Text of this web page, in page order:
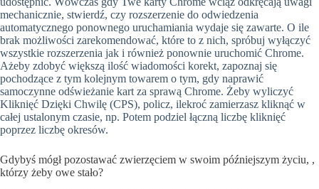
mechanicznie, stwierdź, czy rozszerzenie do odwiedzenia
automatycznego ponownego uruchamiania wydaje się zawarte. O ile
brak możliwości zarekomendować, które to z nich, spróbuj wyłączyć
wszystkie rozszerzenia jak i również ponownie uruchomić Chrome.
Ażeby zdobyć większą ilość wiadomości korekt, zapoznaj się
pochodzące z tym kolejnym towarem o tym, gdy naprawić
samoczynne odświeżanie kart za sprawą Chrome. Żeby wyliczyć
Kliknięć Dzięki Chwilę (CPS), policz, ilekroć zamierzasz kliknąć w
całej ustalonym czasie, np. Potem podziel łączną liczbę kliknięć
poprzez liczbę okresów.
Gdybyś mógł pozostawać zwierzęciem w swoim późniejszym życiu, ,
którzy żeby owe stało?